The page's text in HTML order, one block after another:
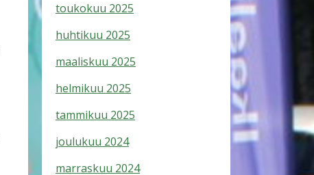
toukokuu 2025
huhtikuu 2025
maaliskuu 2025
helmikuu 2025
tammikuu 2025
joulukuu 2024
marraskuu 2024